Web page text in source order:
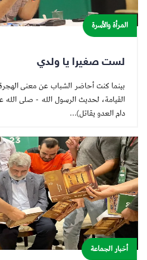
المرأة والأسرة
لست صغيرا يا ولدي
بينما كنت أحاضر الشباب عن معنى
القيامة، لحديث الرسول الله - صلى
دام العدو يقاتل)...
أخبار الجماعة